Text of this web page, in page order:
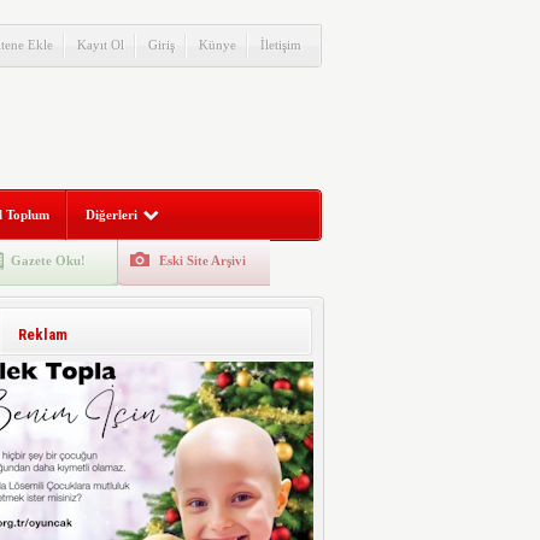
Ekle Kayıt Ol Giriş Künye İletişim
Toplum Diğerleri
Gazete Oku! Eski Site Arşivi
Reklam